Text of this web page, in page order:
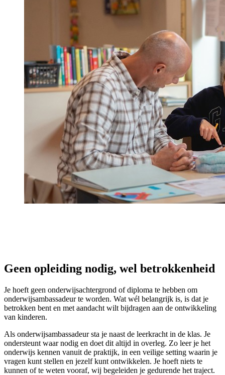
Geen opleiding nodig, wel betrokkenheid
Je hoeft geen onderwijsachtergrond of diploma te hebben om
onderwijsambassadeur te worden. Wat wél belangrijk is, is dat je
betrokken bent en met aandacht wilt bijdragen aan de ontwikkeling
van kinderen.
Als onderwijsambassadeur sta je naast de leerkracht in de klas. Je
ondersteunt waar nodig en doet dit altijd in overleg. Zo leer je het
onderwijs kennen vanuit de praktijk, in een veilige setting waarin je
vragen kunt stellen en jezelf kunt ontwikkelen. Je hoeft niets te
kunnen of te weten vooraf, wij begeleiden je gedurende het traject.